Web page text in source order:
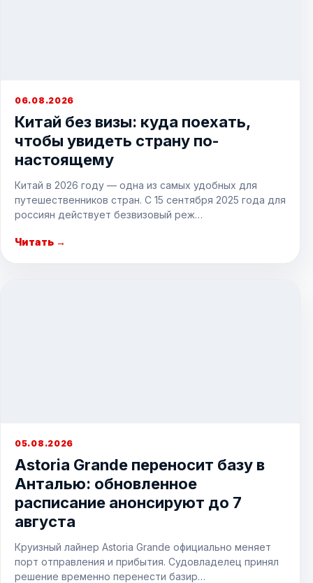
06.08.2026
Китай без визы: куда поехать,
чтобы увидеть страну по-
настоящему
Китай в 2026 году — одна из самых удобных для
путешественников стран. С 15 сентября 2025 года для
россиян действует безвизовый реж…
Читать →
05.08.2026
Astoria Grande переносит базу в
Анталью: обновленное
расписание анонсируют до 7
августа
Круизный лайнер Astoria Grande официально меняет
порт отправления и прибытия. Судовладелец принял
решение временно перенести базир…